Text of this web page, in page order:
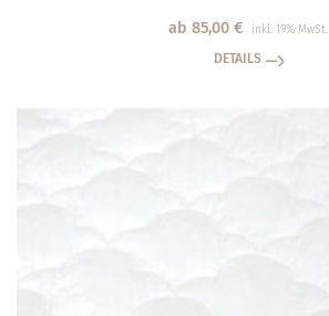
ab 85,00 € inkl. 19% MwSt.
DETAILS